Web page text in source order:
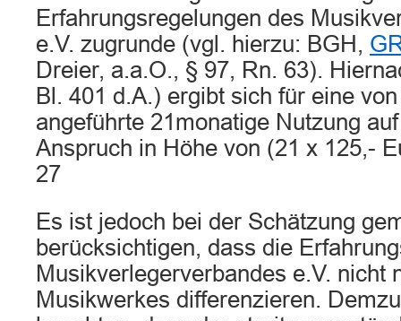
Erfahrungsregelungen des
e.V. zugrunde (vgl. hierzu: BGH,
Dreier, a.a.O., § 97, Rn. 63).
Bl. 401 d.A.) ergibt sich für eine
angeführte 21monatige Nutzung
Anspruch in Höhe von (21 x 125,-
27
Es ist jedoch bei der Schätzung
berücksichtigen, dass die
Musikverlegerverbandes e.V. nicht
Musikwerkes differenzieren.